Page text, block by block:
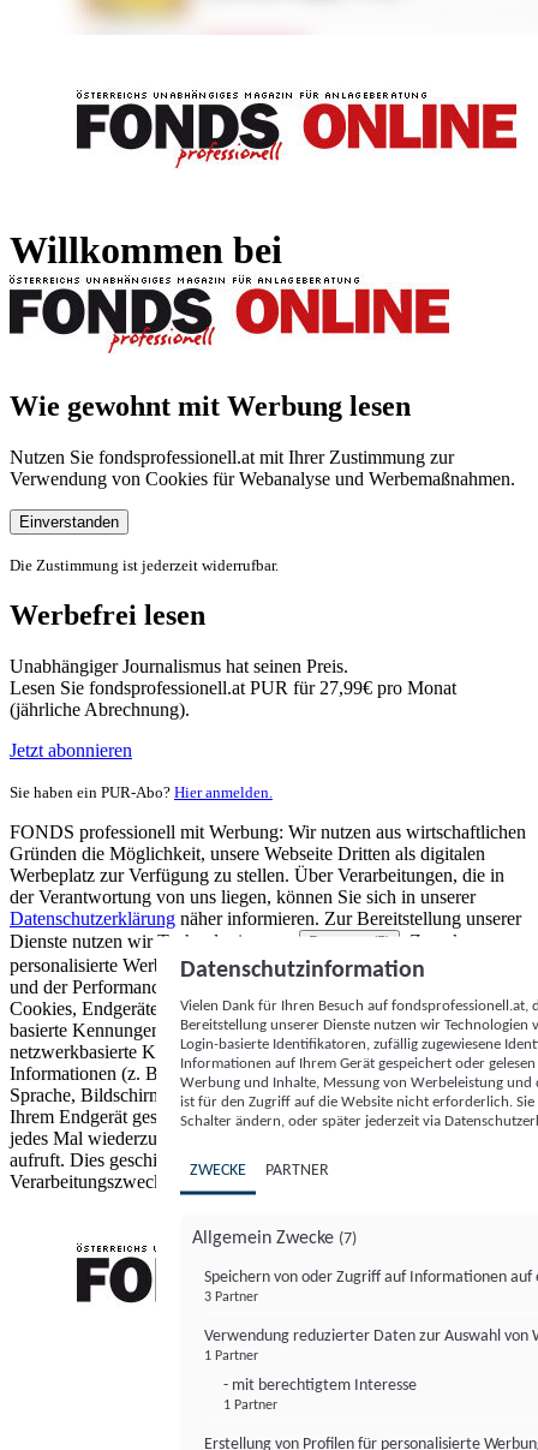
Willkommen bei
Wie gewohnt mit Werbung lesen
Nutzen Sie fondsprofessionell.at mit Ihrer Zustimmung zur
Verwendung von Cookies für Webanalyse und Werbemaßnahmen.
Einverstanden
Die Zustimmung ist jederzeit widerrufbar.
Werbefrei lesen
Unabhängiger Journalismus hat seinen Preis.
Lesen Sie fondsprofessionell.at PUR für 27,99€ pro Monat
(jährliche Abrechnung).
Jetzt abonnieren
Sie haben ein PUR-Abo? Hier anmelden.
FONDS professionell mit Werbung: Wir nutzen aus wirtschaftlichen
Gründen die Möglichkeit, unsere Webseite Dritten als digitalen
Werbeplatz zur Verfügung zu stellen. Über Verarbeitungen, die in
der Verantwortung von uns liegen, können Sie sich in unserer
Datenschutzerklärung näher informieren. Zur Bereitstellung unserer
Dienste nutzen wir Technologien von
Partnern (5)
. Zwecke:
personalisierte Werbung und Inhalte, Messung von Werbeleistung
und der Performance von Inhalten sowie Zielgruppenforschung.
Cookies, Endgeräte- oder ähnliche Online-Kennungen (z. B. login-
basierte Kennungen, zufällig generierte Kennungen,
netzwerkbasierte Kennungen) können zusammen mit anderen
Informationen (z. B. Browsertyp und Browserinformationen,
Sprache, Bildschirmgröße, unterstützte Technologien usw.) auf
Ihrem Endgerät gespeichert oder von dort ausgelesen werden, um es
jedes Mal wiederzuerkennen, wenn es eine App oder einer Webseite
aufruft. Dies geschieht für einen oder mehrere der hier aufgeführten
Verarbeitungszwecke.
Datenschutzinformation
Vielen Dank für Ihren Besuch auf
Bereitstellung unserer Dienste nutzen wir Technologien
Login-basierte Identifikatoren, zufällig zugewiesene
Informationen auf Ihrem Gerät gespeichert oder
Werbung und Inhalte, Messung von Werbeleistung
ist für den Zugriff auf die Website nicht erforderlich.
Schalter ändern, oder später jederzeit via
ZWECKE PARTNER
Allgemein Zwecke (7)
Speichern von oder Zugriff auf Informationen auf
3 Partner
Verwendung reduzierter Daten zur Auswahl von
1 Partner
- mit berechtigtem Interesse
1 Partner
Erstellung von Profilen für personalisierte
FONDS professionell